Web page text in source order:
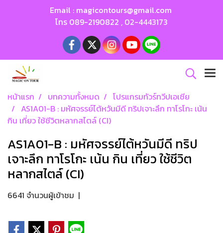
Email : magicontours@gmail.com
โทร 089-2190822 , 02-4443173
หน้าแรก บทความทั้งหมด
โปรแกรมทัวร์ทวีปเอเชีย
AS1A01-B : มหัศจรรย์ไต้หวันมีดี ทริปเจาะลึก ทาโรโกะ เน้น
กิน เที่ยว ใช้ชีวิตหลากสไตล์ (CI)
AS1A01-B : มหัศจรรย์ไต้หวันมีดี ทริป
เจาะลึก ทาโรโกะ เน้น กิน เที่ยว ใช้ชีวิต
หลากสไตล์ (CI)
6641 จำนวนผู้เข้าชม |